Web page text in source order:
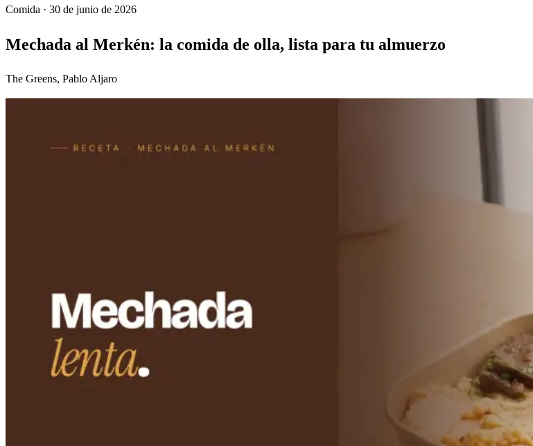
Comida · 30 de junio de 2026
Mechada al Merkén: la comida de olla, lista para tu almuerzo
The Greens, Pablo Aljaro